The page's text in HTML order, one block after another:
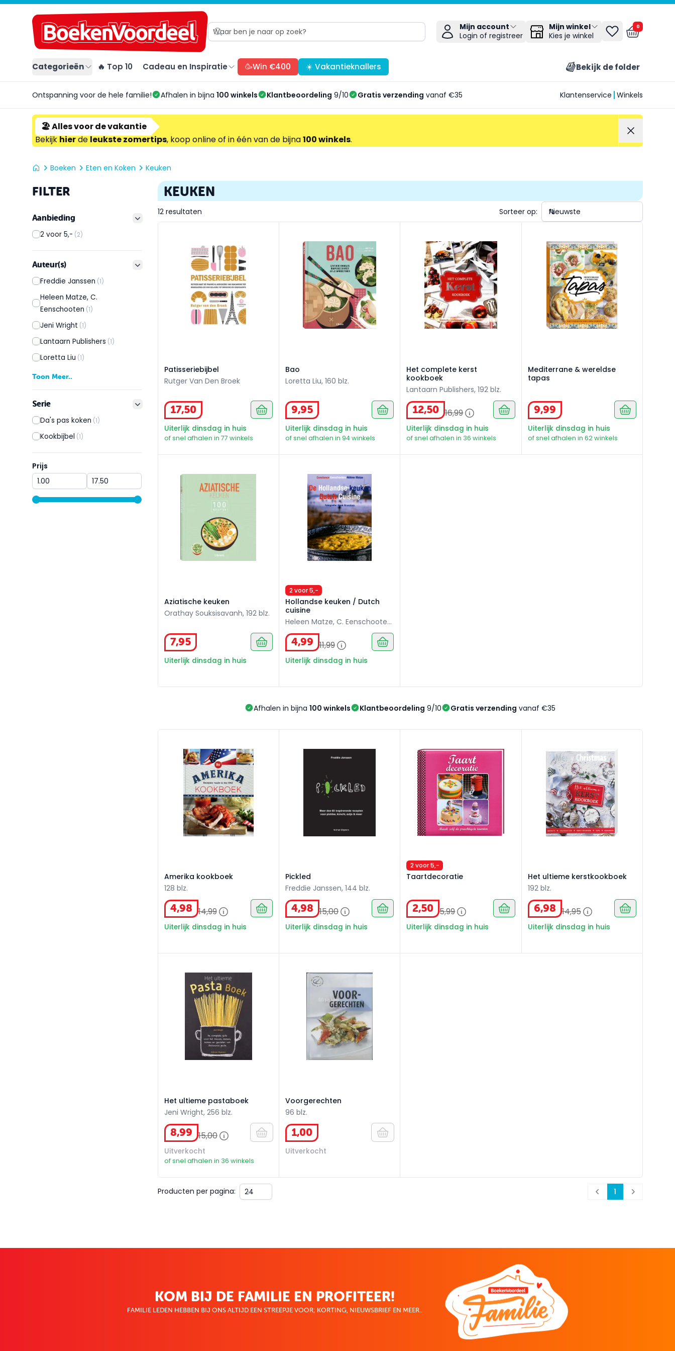
Mijn account
Login of registreer
Mijn winkel
Kies je winkel
0
Categorieën 🔥 Top 10 Cadeau en Inspiratie 🥳Win €400 ☀️ Vakantieknallers Bekijk de folder
Ontspanning voor de hele familie! Afhalen in bijna 100 winkels Klantbeoordeling 9/10 Gratis verzending vanaf €35 Klantenservice Winkels
🏖️ Alles voor de vakantie
Bekijkhierdeleukste zomertips, koop online of in één van de bijna100 winkels.
Boeken Eten en Koken Keuken
FILTER
Aanbieding filter button
2 voor 5,- (2)
Auteur(s) filter button
Freddie Janssen (1)
Heleen Matze, C.
Eenschooten (1)
Jeni Wright (1)
Lantaarn Publishers (1)
Loretta Liu (1)
Toon Meer..
Serie filter button
Da's pas koken (1)
Kookbijbel (1)
Prijs
Prijs
range slider button range slider button
KEUKEN
12 resultaten Sorteer op:
Patisseriebijbel
Rutger Van Den Broek
17,50
Uiterlijk dinsdag in huis
of snel afhalen in 77 winkels
Bao
Loretta Liu, 160 blz.
9,95
Uiterlijk dinsdag in huis
of snel afhalen in 94 winkels
Het complete kerst
kookboek
Lantaarn Publishers, 192 blz.
12,50 16,99
Uiterlijk dinsdag in huis
of snel afhalen in 36 winkels
Mediterrane & wereldse
tapas
9,99
Uiterlijk dinsdag in huis
of snel afhalen in 62 winkels
Aziatische keuken
Orathay Souksisavanh, 192 blz.
7,95
Uiterlijk dinsdag in huis
2 voor 5,-
Hollandse keuken / Dutch
cuisine
Heleen Matze, C. Eenschooten,
144 blz.
4,99 11,99
Uiterlijk dinsdag in huis
Afhalen in bijna100 winkels Klantbeoordeling 9/10 Gratis verzending vanaf €35
Amerika kookboek
128 blz.
4,98 14,99
Uiterlijk dinsdag in huis
Pickled
Freddie Janssen, 144 blz.
4,98 15,00
Uiterlijk dinsdag in huis
2 voor 5,-
Taartdecoratie
2,50 5,99
Uiterlijk dinsdag in huis
Het ultieme kerstkookboek
192 blz.
6,98 14,95
Uiterlijk dinsdag in huis
Het ultieme pastaboek
Jeni Wright, 256 blz.
8,99 15,00
Uitverkocht
of snel afhalen in 36 winkels
Voorgerechten
96 blz.
1,00
Uitverkocht
Producten per pagina: Prev 1 Next
KOM BIJ DE FAMILIE EN PROFITEER!
FAMILIE LEDEN HEBBEN BIJ ONS ALTIJD EEN STREEPJE VOOR; KORTING, NIEUWSBRIEF EN MEER..